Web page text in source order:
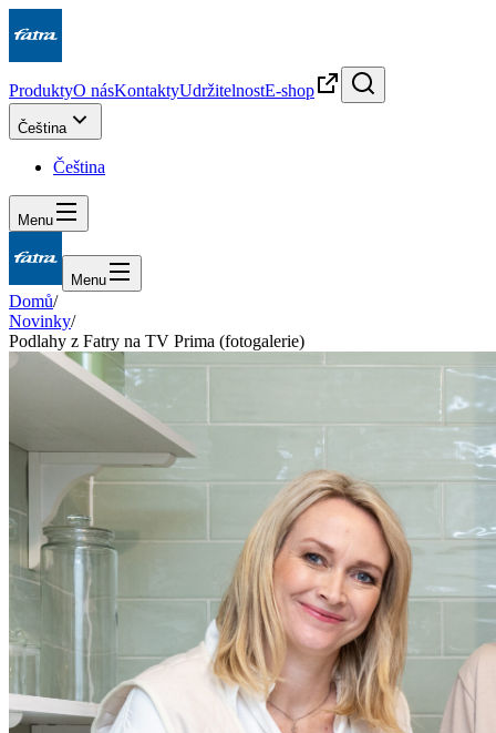
ProduktyO násKontaktyUdržitelnostE-shop
Čeština
Čeština
Menu
Menu
Domů/
Novinky/
Podlahy z Fatry na TV Prima (fotogalerie)